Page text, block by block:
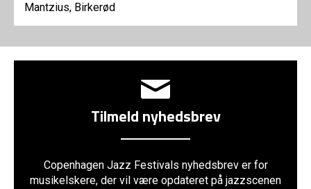
Mantzius, Birkerød
Tilmeld nyhedsbrev
Copenhagen Jazz Festivals nyhedsbrev er for
musikelskere, der vil være opdateret på jazzscenen